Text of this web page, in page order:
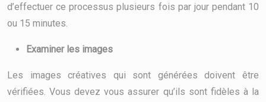
d’effectuer ce processus plusieurs fois par jour pendant 10
ou 15 minutes.
Examiner les images
Les images créatives qui sont générées doivent être
vérifiées. Vous devez vous assurer qu’ils sont fidèles à la